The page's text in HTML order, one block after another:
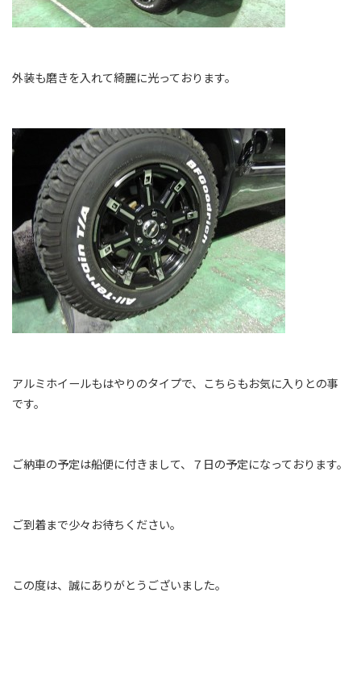
外装も磨きを入れて綺麗に光っております。
アルミホイールもはやりのタイプで、こちらもお気に入りとの事
です。
ご納車の予定は船便に付きまして、７日の予定になっております。
ご到着まで少々お待ちください。
この度は、誠にありがとうございました。